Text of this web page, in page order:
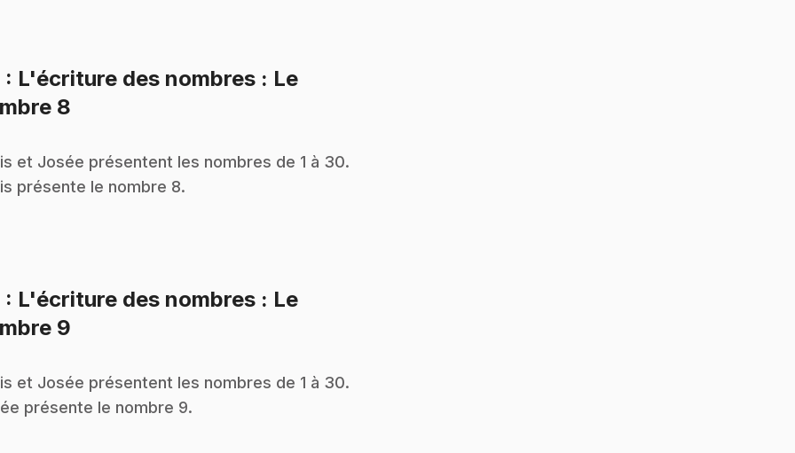
: L'écriture des nombres : Le
8
et Josée présentent les nombres de 1 à 30.
présente le nombre 8.
: L'écriture des nombres : Le
9
et Josée présentent les nombres de 1 à 30.
présente le nombre 9.